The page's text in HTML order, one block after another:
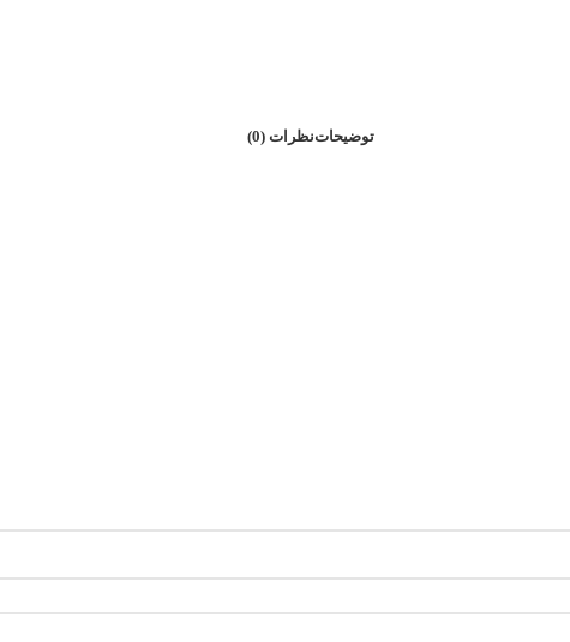
توضیحاتنظرات (0)